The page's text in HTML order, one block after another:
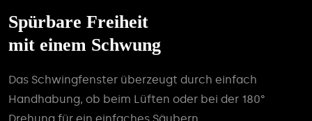
Spürbare Freiheit
mit einem Schwung
Das Schwingfenster überzeugt durch einfach
Handhabung, ob beim Lüften oder bei der 180°